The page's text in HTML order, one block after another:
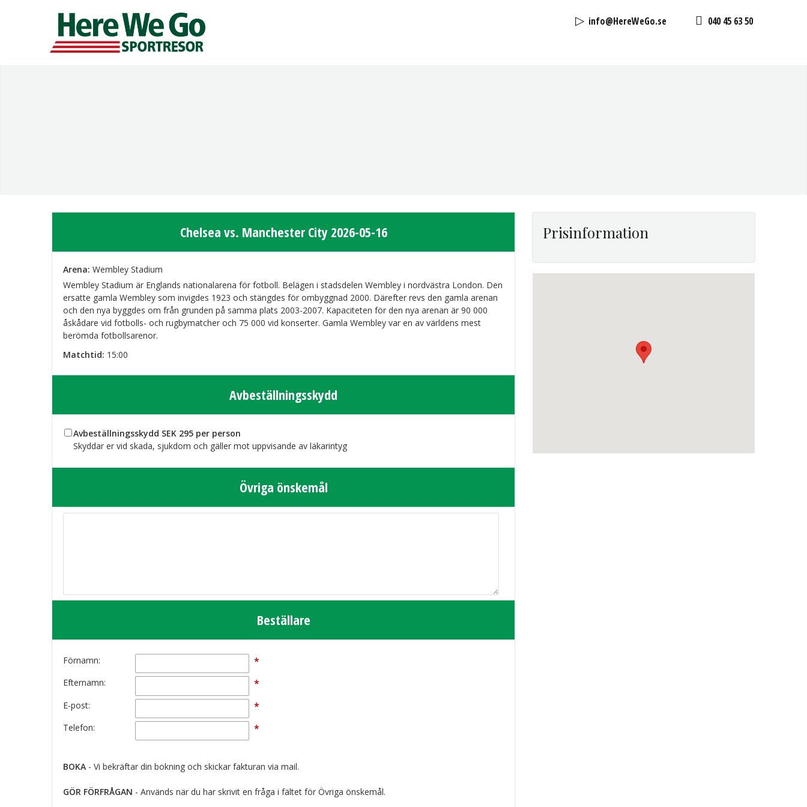
040 45 63 50
info@HereWeGo.se
Chelsea vs. Manchester City 2026-05-16
Arena: Wembley Stadium
Wembley Stadium är Englands nationalarena för fotboll. Belägen i stadsdelen Wembley i nordvästra London. Den
ersatte gamla Wembley som invigdes 1923 och stängdes för ombyggnad 2000. Därefter revs den gamla arenan
och den nya byggdes om från grunden på samma plats 2003-2007. Kapaciteten för den nya arenan är 90 000
åskådare vid fotbolls- och rugbymatcher och 75 000 vid konserter. Gamla Wembley var en av världens mest
berömda fotbollsarenor.
Matchtid: 15:00
Avbeställningsskydd
Avbeställningsskydd SEK 295 per person
Skyddar er vid skada, sjukdom och gäller mot uppvisande av läkarintyg
Övriga önskemål
Beställare
Förnamn: *
Efternamn: *
E-post: *
Telefon: *
BOKA - Vi bekräftar din bokning och skickar fakturan via mail.
GÖR FÖRFRÅGAN - Används när du har skrivit en fråga i fältet för Övriga önskemål.
Prisinformation